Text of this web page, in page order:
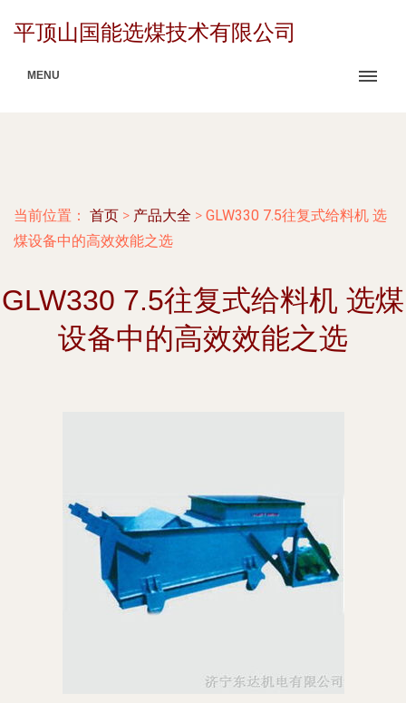
平顶山国能选煤技术有限公司
MENU
当前位置： 首页 > 产品大全 > GLW330 7.5往复式给料机 选
煤设备中的高效效能之选
GLW330 7.5往复式给料机 选煤
设备中的高效效能之选